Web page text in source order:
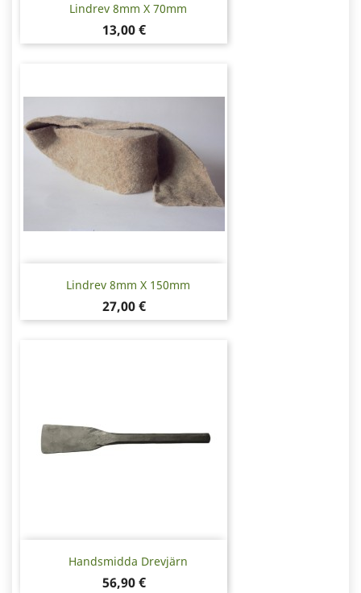
Lindrev 8mm X 70mm
Pris
13,00 €
Lindrev 8mm X 150mm
Pris
27,00 €
Handsmidda Drevjärn
Pris
56,90 €